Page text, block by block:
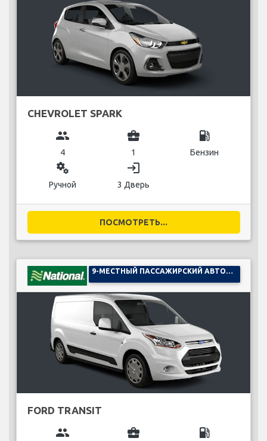
CHEVROLET SPARK
group
4
business_center
1
local_gas_station
Бензин
miscellaneous_services
Ручной
login
3 Дверь
ПОСМОТРЕТЬ...
9-МЕСТНЫЙ ПАССАЖИРСКИЙ АВТОМОБИЛЬ
FORD TRANSIT
group business_center local_gas_station